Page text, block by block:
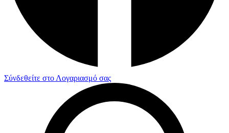
Σύνδεθείτε στο Λογαριασμό σας